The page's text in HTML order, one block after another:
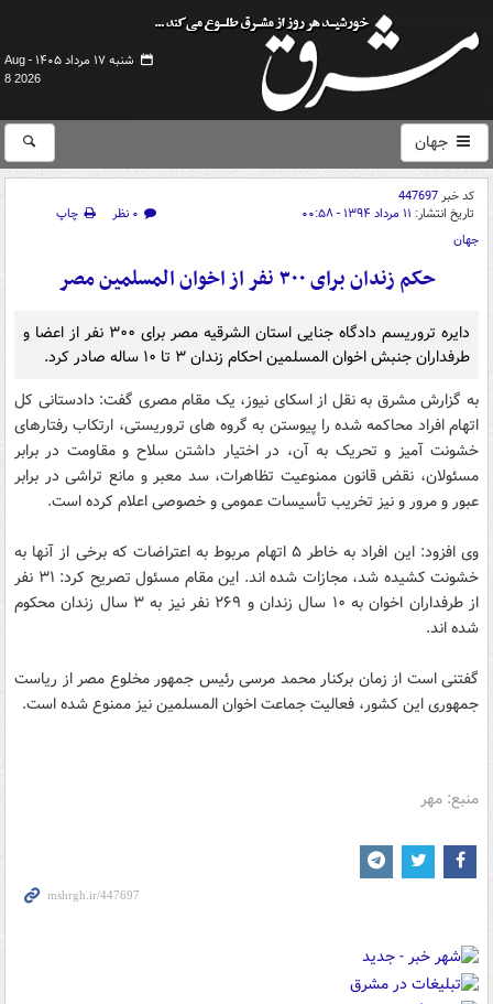
شنبه ۱۷ مرداد ۱۴۰۵ -
Aug
8 2026
جهان
کد خبر447697
تاریخ انتشار: ۱۱ مرداد ۱۳۹۴ - ۰۰:۵۸ ۰ نظر
چاپ
جهان
حکم زندان برای ۳۰۰ نفر از اخوان المسلمین مصر
دایره تروریسم دادگاه جنایی استان الشرقیه مصر برای ۳۰۰ نفر از اعضا و
طرفداران جنبش اخوان المسلمین احکام زندان ۳ تا ۱۰ ساله صادر کرد.
به گزارش مشرق به نقل از اسکای نیوز، یک مقام مصری گفت: دادستانی کل
اتهام افراد محاکمه شده را پیوستن به گروه های تروریستی، ارتکاب رفتارهای
خشونت آمیز و تحریک به آن، در اختیار داشتن سلاح و مقاومت در برابر
مسئولان، نقض قانون ممنوعیت تظاهرات، سد معبر و مانع تراشی در برابر
عبور و مرور و نیز تخریب تأسیسات عمومی و خصوصی اعلام کرده است.
وی افزود: این افراد به خاطر ۵ اتهام مربوط به اعتراضات که برخی از آنها به
خشونت کشیده شد، مجازات شده اند. این مقام مسئول تصریح کرد: ۳۱ نفر
از طرفداران اخوان به ۱۰ سال زندان و ۲۶۹ نفر نیز به ۳ سال زندان محکوم
شده اند.
گفتنی است از زمان برکنار محمد مرسی رئیس جمهور مخلوع مصر از ریاست
جمهوری این کشور، فعالیت جماعت اخوان المسلمین نیز ممنوع شده است.
منبع: مهر